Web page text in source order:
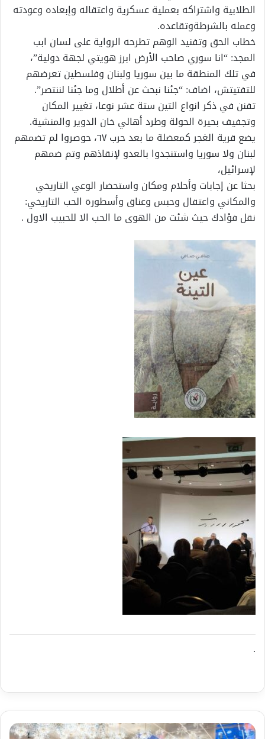
الطلابية واشتراكه بعملية عسكرية واعتقاله وإبعاده وعودته
وعمله بالشرطةوتقاعده.
خطاب الحق وتفنيد الوهم تطرحه الرواية على لسان ابب
المجد: “انا سوري صاحب الأرض ابرز هويتي لجهة دولية”،
في تلك المنطقة ما بين سوريا ولبنان وفلسطين تعرضهم
للتفتيتش، اضاف: “جئنا نبحث عن أطلال وما جئنا لننتصر”.
تفنن في ذكر انواع التين ستة عشر نوعا، تغيير المكان
وتجفيف بحيرة الحولة وطرد أهالي خان الدوير والمنشية.
يضع قرية الغجر كمعضلة ما بعد حرب ٦٧، حوصروا لم تضمهم
لبنان ولا سوريا واستنجدوا بالعدو لإنقاذهم وتم ضمهم
لإسرائيل،
بحثا عن إجابات وأحلام ومكان واستحضار الوعي التاريخي
والمكاني واعتقال وحبس وعناق وأسطورة الحب التاريخي:
نقل فؤادك حيث شئت من الهوى ما الحب الا للحبيب الاول .
.
تعاون